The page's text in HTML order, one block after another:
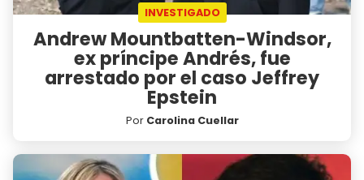
INVESTIGADO
Andrew Mountbatten-Windsor,
ex príncipe Andrés, fue
arrestado por el caso Jeffrey
Epstein
Por Carolina Cuellar